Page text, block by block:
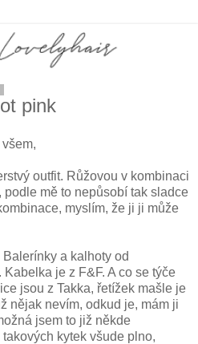
pink
outfit. Růžovou v kombinaci
podle mě to nepůsobí tak sladce
myslím, že ji ji může
a kalhoty od
je z F&F. A co se týče
jsou z Takka, řetížek mašle je
nějak nevím, odkud je, mám ji
jsem to již někde
kytek všude plno,